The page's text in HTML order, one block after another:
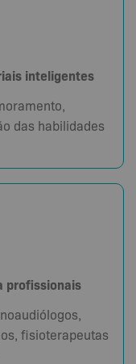
inteligentes
das habilidades
profissionais
fisioterapeutas